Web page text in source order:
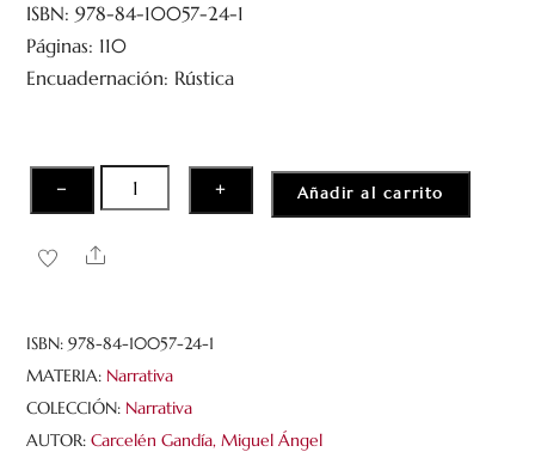
d
o
c
o
5
ISBN: 978-84-10057-24-1
Páginas: 110
Encuadernación: Rústica
−
conjura
de
cantidad
+ Añadir al carrito
Share
ISBN:978-84-10057-24-1
MATERIA: Narrativa
COLECCIÓN: Narrativa
AUTOR:Carcelén Gandía, Miguel Ángel